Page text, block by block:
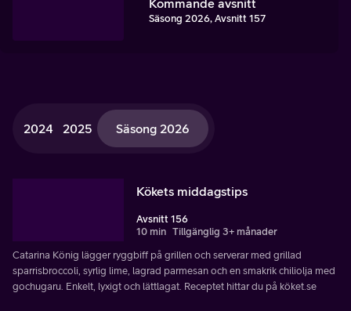
Kommande avsnitt
Säsong 2026, Avsnitt 157
2024 2025 Säsong 2026
Kökets middagstips
Avsnitt 156
10 min Tillgänglig 3+ månader
Catarina König lägger ryggbiff på grillen och serverar med grillad
sparrisbroccoli, syrlig lime, lagrad parmesan och en smakrik chiliolja med
gochugaru. Enkelt, lyxigt och lättlagat. Receptet hittar du på köket.se